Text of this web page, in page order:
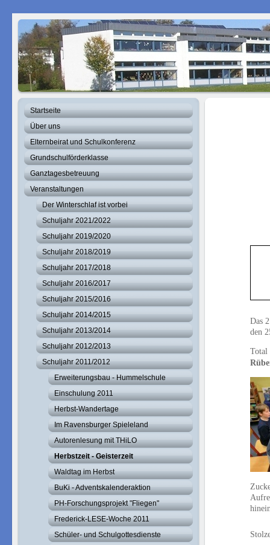
Startseite
Über uns
Elternbeirat und Schulkonferenz
Grundschulförderklasse
Ganztagesbetreuung
Veranstaltungen
Der Winterschlaf ist vorbei
Schuljahr 2021/2022
Schuljahr 2019/2020
Schuljahr 2018/2019
Schuljahr 2017/2018
Schuljahr 2016/2017
Schuljahr 2015/2016
Schuljahr 2014/2015
Schuljahr 2013/2014
Schuljahr 2012/2013
Schuljahr 2011/2012
Erweiterungsbau - Hummelschule
Einschulung 2011
Herbst-Wandertage
Im Ravensburger Spieleland
Autorenlesung mit THiLO
Herbstzeit - Geisterzeit
Waldtag im Herbst
BuKi - Adventskalenderaktion
PH-Forschungsprojekt "Fliegen"
Frederick-LESE-Woche 2011
Schüler- und Schulgottesdienste
Das
den
Total